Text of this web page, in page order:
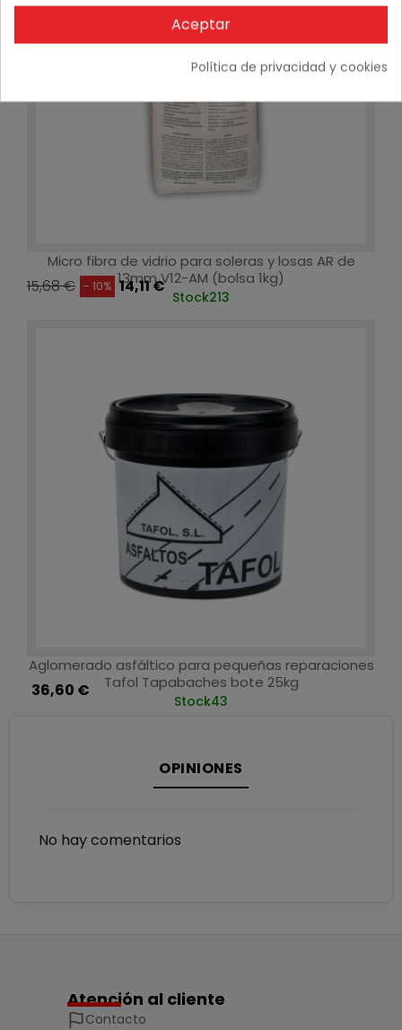
Micro fibra de vidrio para soleras y losas AR de
13mm V12-AM (bolsa 1kg)
15,68 € - 10% 14,11 €
Stock213
Aglomerado asfáltico para pequeñas reparaciones
Tafol Tapabaches bote 25kg
36,60 €
Stock43
OPINIONES
No hay comentarios
Atención al cliente
Contacto
Aceptar
Política de privacidad y cookies